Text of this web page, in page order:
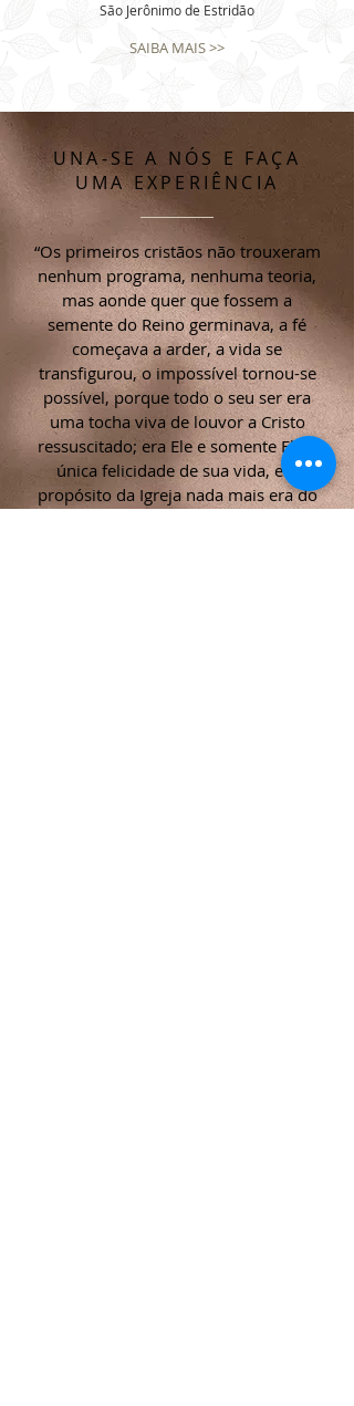
São Jerônimo de Estridão
SAIBA MAIS >>
UNA-SE A NÓS E FAÇA
UMA EXPERIÊNCIA
“Os primeiros cristãos não trouxeram
nenhum programa, nenhuma teoria,
mas aonde quer que fossem a
semente do Reino germinava, a fé
começava a arder, a vida se
transfigurou, o impossível tornou-se
possível, porque todo o seu ser era
uma tocha viva de louvor a Cristo
ressuscitado; era Ele e somente Ele a
única felicidade de sua vida, e o
propósito da Igreja nada mais era do